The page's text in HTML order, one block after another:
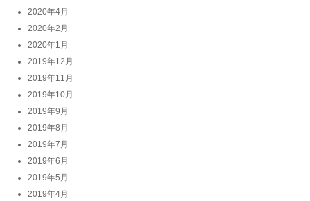
2020年4月
2020年2月
2020年1月
2019年12月
2019年11月
2019年10月
2019年9月
2019年8月
2019年7月
2019年6月
2019年5月
2019年4月